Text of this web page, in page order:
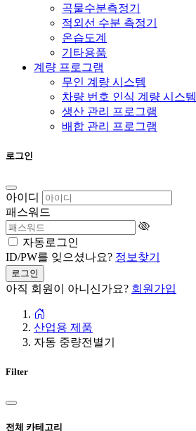
곡물수분측정기
적외선 수분 측정기
온습도계
기타용품
계량 프로그램
무인 계량 시스템
차량 번호 인식 계량 시스템
생산 관리 프로그램
배합 관리 프로그램
로그인
아이디
패스워드
자동로그인
ID/PW를 잊으셨나요? 정보찾기
로그인
아직 회원이 아니신가요? 회원가입
산업용 제품
자동 중량전별기
Filter
전체 카테고리